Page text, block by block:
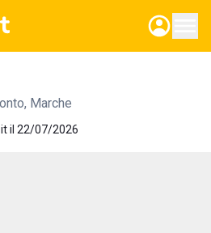
, Marche
il 22/07/2026